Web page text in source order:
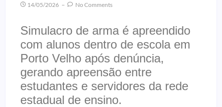
14/05/2026 No Comments
Simulacro de arma é apreendido
com alunos dentro de escola em
Porto Velho após denúncia,
gerando apreensão entre
estudantes e servidores da rede
estadual de ensino.